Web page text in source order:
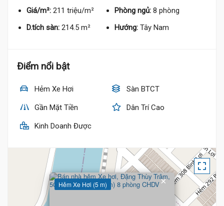
Giá/m²: 211 triệu/m² Phòng ngủ: 8 phòng
D.tích sàn: 214.5 m² Hướng: Tây Nam
Điểm nổi bật
Hẻm Xe Hơi Sàn BTCT
Gần Mặt Tiền Dân Trí Cao
Kinh Doanh Được
Hẻm Xe Hơi (5 m) ×